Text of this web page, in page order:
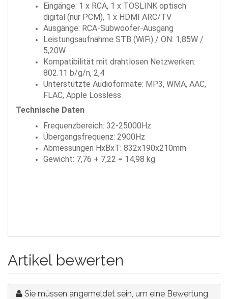
Eingänge: 1 x RCA, 1 x TOSLINK optisch
digital (nur PCM), 1 x HDMI ARC/TV
Ausgänge: RCA-Subwoofer-Ausgang
Leistungsaufnahme STB (WiFi) / ON: 1,85W /
5,20W
Kompatibilität mit drahtlosen Netzwerken:
802.11 b/g/n, 2,4
Unterstützte Audioformate: MP3, WMA, AAC,
FLAC, Apple Lossless
Technische Daten
Frequenzbereich: 32-25000Hz
Übergangsfrequenz: 2900Hz
Abmessungen HxBxT: 832x190x210mm
Gewicht: 7,76 + 7,22 = 14,98 kg
Artikel bewerten
Sie müssen angemeldet sein, um eine Bewertung